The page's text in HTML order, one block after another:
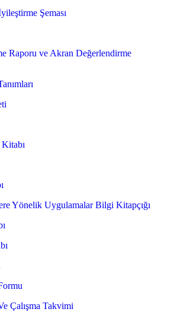
Şeması
Raporu ve Akran Değerlendirme
Yönelik Uygulamalar Bilgi Kitapçığı
Çalışma Takvimi